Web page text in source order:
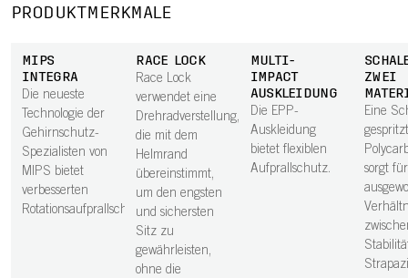
PRODUKTMERKMALE
MIPS
INTEGRA
Die neueste
Technologie der
Gehirnschutz-
Spezialisten von
MIPS bietet
verbesserten
Rotationsaufprallschutz.
RACE LOCK
Race Lock
verwendet eine
Drehradverstellung,
die mit dem
Helmrand
übereinstimmt,
um den engsten
und sichersten
Sitz zu
gewährleisten,
ohne die
MULTI-
IMPACT
AUSKLEIDUNG
Die EPP-
Auskleidung
bietet flexiblen
Aufprallschutz.
ZWEI
Eine
sorgt